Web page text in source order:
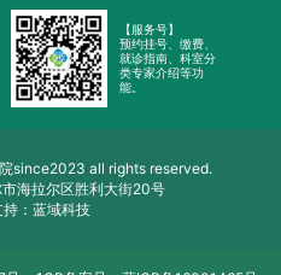
【服务号】
预约挂号、缴费、
就诊指南、科室分
类专家介绍等功
能。
since2023 all rights reserved.
海拉尔区胜利大街20号
持：蓝域科技